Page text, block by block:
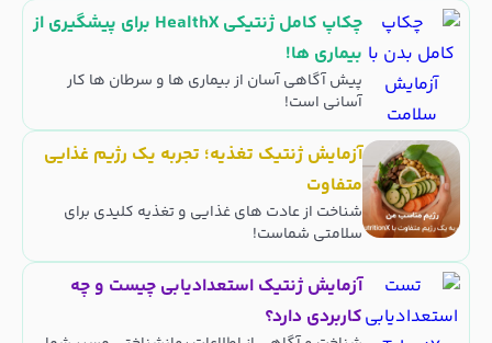
چکاپ کامل ژنتیکی HealthX برای پیشگیری از
بیماری ها!
پیش آگاهی آسان از بیماری ها و سرطان ها کار
آسانی است!
آزمایش ژنتیک تغذیه؛ تجربه یک رژیم غذایی
متفاوت
شناخت از عادت های غذایی و تغذیه کلیدی برای
سلامتی شماست!
آزمایش ژنتیک استعدادیابی چیست و چه
کاربردی دارد؟